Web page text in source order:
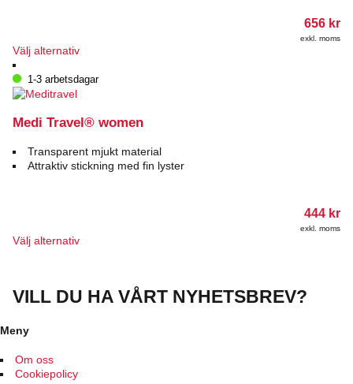
656 kr
exkl. moms
Välj alternativDen
produkten
varianter.
olika
alternativen
1-3 arbetsdagar
Medi Travel® women
Transparent mjukt material
Attraktiv stickning med fin lyster
444 kr
exkl. moms
Välj alternativDen
flera
VILL DU HA VÅRT NYHETSBREV?
Meny
Om oss
Cookiepolicy